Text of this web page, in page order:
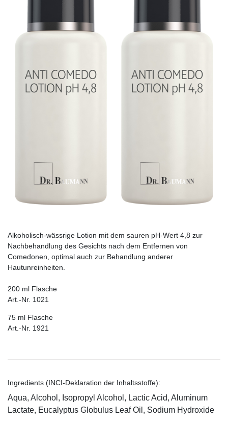
Alkoholisch-wässrige Lotion mit dem sauren pH-Wert 4,8 zur
Nachbehandlung des Gesichts nach dem Entfernen von
Comedonen, optimal auch zur Behandlung anderer
Hautunreinheiten.
200 ml Flasche
Art.-Nr. 1021
75 ml Flasche
Art.-Nr. 1921
Ingredients (INCI-Deklaration der Inhaltsstoffe):
Aqua, Alcohol, Isopropyl Alcohol, Lactic Acid, Aluminum
Lactate, Eucalyptus Globulus Leaf Oil, Sodium Hydroxide